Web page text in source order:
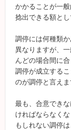
かかることが一
捻出できる額と
調停には何種類
異なりますが、
んどの場合間に合
調停が成立する
のが調停と言えま
最も、合意でき
ければならなく
もしれない調停